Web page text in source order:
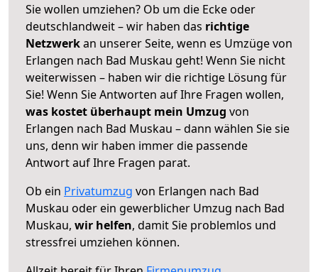
Sie wollen umziehen? Ob um die Ecke oder
deutschlandweit – wir haben das richtige
Netzwerkan unserer Seite, wenn es Umzüge von
Erlangen nach Bad Muskau geht! Wenn Sie nicht
weiterwissen – haben wir die richtige Lösung für
Sie! Wenn Sie Antworten auf Ihre Fragen wollen,
was kostet überhaupt mein Umzug von
Erlangen nach Bad Muskau – dann wählen Sie sie
uns, denn wir haben immer die passende
Antwort auf Ihre Fragen parat.
Ob ein Privatumzug von Erlangen nach Bad
Muskau oder ein gewerblicher Umzug nach Bad
Muskau, wir helfen, damit Sie problemlos und
stressfrei umziehen können.